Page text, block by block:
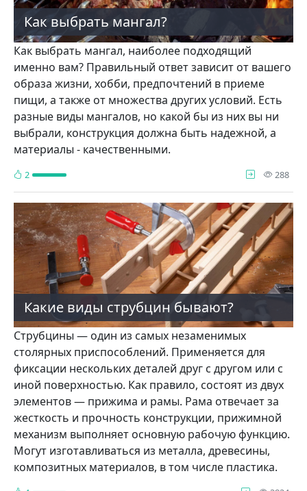
Как выбрать мангал?
Как выбрать мангал, наиболее подходящий
именно вам? Правильный ответ зависит от вашего
образа жизни, хобби, предпочтений в приеме
пищи, а также от множества других условий. Есть
разные виды мангалов, но какой бы из них вы ни
выбрали, конструкция должна быть надежной, а
материалы - качественными.
2 288
Какие виды струбцин бывают?
Струбцины — один из самых незаменимых
столярных приспособлений. Применяется для
фиксации нескольких деталей друг с другом или с
иной поверхностью. Как правило, состоят из двух
элементов — прижима и рамы. Рама отвечает за
жесткость и прочность конструкции, прижимной
механизм выполняет основную рабочую функцию.
Могут изготавливаться из металла, древесины,
композитных материалов, в том числе пластика.